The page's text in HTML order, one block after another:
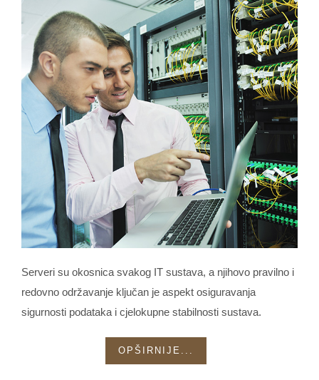
Serveri su okosnica svakog IT sustava, a njihovo pravilno i
redovno održavanje ključan je aspekt osiguravanja
sigurnosti podataka i cjelokupne stabilnosti sustava.
OPŠIRNIJE...